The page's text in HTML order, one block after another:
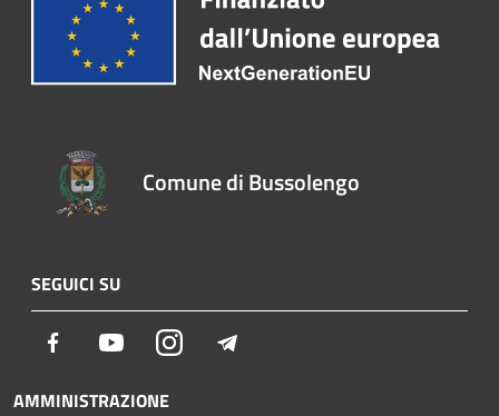
Comune di Bussolengo
SEGUICI SU
Facebook YoutubeInstagram
AMMINISTRAZIONE